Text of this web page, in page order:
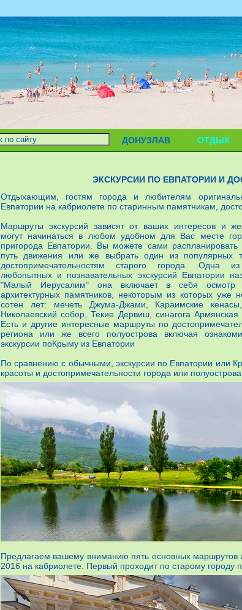
ДОНУЗЛАВ ОТДЫХ
ЭКСКУРСИИ ПО ЕВПАТОРИИ И
Отдыхающим, гостям города и любителям
Евпатории на кабриолете по старинным памятникам,
Маршруты экскурсий зависят от ваших интересов и
могут начинаться в любом удобном для Вас месте
пригорода Евпатории. Вы можете сами
путь движения или же выбрать один из популярных
достопримечательностям старого города. Одна
любопытных и познавательных экскурсий Евпатории
"Малый Иерусалим" она включает в себя осмотр
архитектурных памятников, некоторым из которых уже
сотен лет: мечеть Джума-Джами, Караимские
Николаевский собор, Текие Дервиш, синагога Армянская
Есть и другие интересные маршруты по
региона или же всего полуострова включая
экскурсии поКрыму из Евпатории
По сравнению с обычными, экскурсии по Евпатории или
красоты и достопримечательности города или
Предлагаем вашему вниманию пять основных маршрутов
2016 на кабриолете. Первый проходит по старому